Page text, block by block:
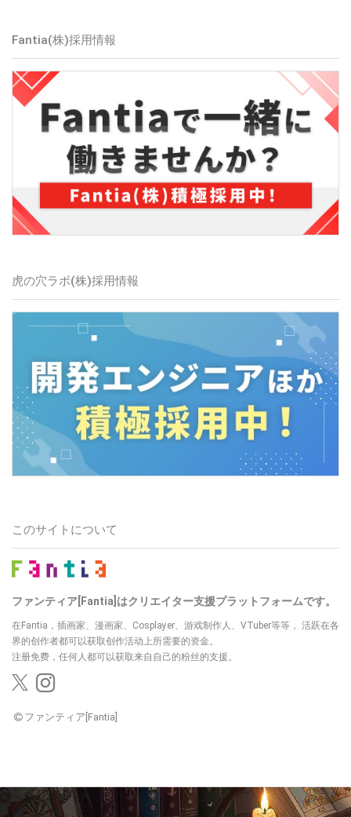
Fantia(株)採用情報
虎の穴ラボ(株)採用情報
このサイトについて
ファンティア[Fantia]はクリエイター支援プラットフォームです。
在Fantia，插画家、漫画家、Cosplayer、游戏制作人、VTuber等等， 活跃在各
界的创作者都可以获取创作活动上所需要的资金。
注册免费，任何人都可以获取来自自己的粉丝的支援。
ファンティア[Fantia]